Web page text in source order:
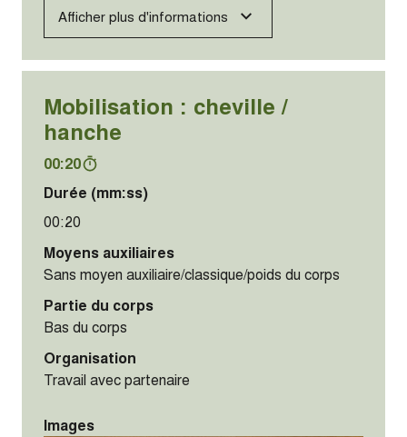
Afficher plus d'informations
Mobilisation : cheville /
hanche
00:20
Durée (mm:ss)
00:20
Moyens auxiliaires
Sans moyen auxiliaire/classique/poids du corps
Partie du corps
Bas du corps
Organisation
Travail avec partenaire
Images